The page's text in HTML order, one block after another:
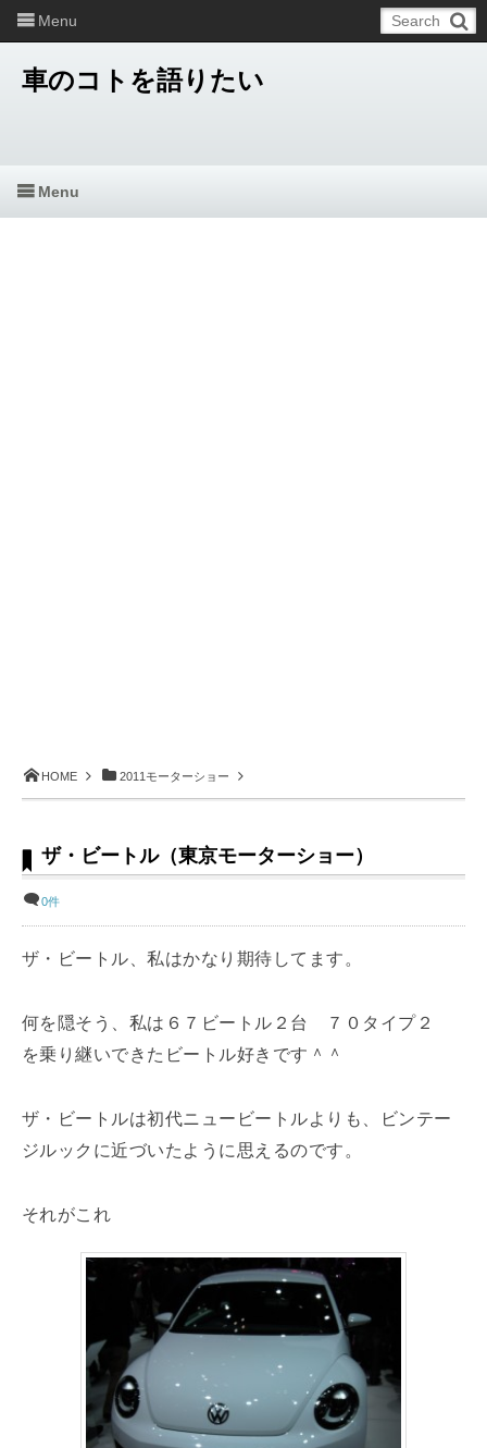
車のコトを語りたい
HOME 2011モーターショー
ザ・ビートル（東京モーターショー）
0件
ザ・ビートル、私はかなり期待してます。
何を隠そう、私は６７ビートル２台 ７０タイプ２
を乗り継いできたビートル好きです＾＾
ザ・ビートルは初代ニュービートルよりも、ビンテー
ジルックに近づいたように思えるのです。
それがこれ
Menu
Menu